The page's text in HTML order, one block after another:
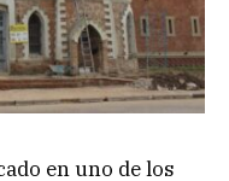
en uno de los